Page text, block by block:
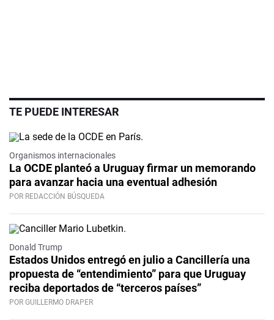
TE PUEDE INTERESAR
Organismos internacionales
La OCDE planteó a Uruguay firmar un memorando
para avanzar hacia una eventual adhesión
POR REDACCIÓN BÚSQUEDA
Donald Trump
Estados Unidos entregó en julio a Cancillería una
propuesta de “entendimiento” para que Uruguay
reciba deportados de “terceros países”
POR GUILLERMO DRAPER